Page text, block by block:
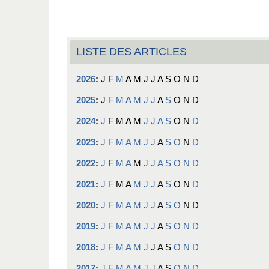
LISTE DES ARTICLES
2026: J F M A M J J A S O N D
2025: J F M A M J J A S O N D
2024: J F M A M J J A S O N D
2023: J F M A M J J A S O N D
2022: J F M A M J J A S O N D
2021: J F M A M J J A S O N D
2020: J F M A M J J A S O N D
2019: J F M A M J J A S O N D
2018: J F M A M J J A S O N D